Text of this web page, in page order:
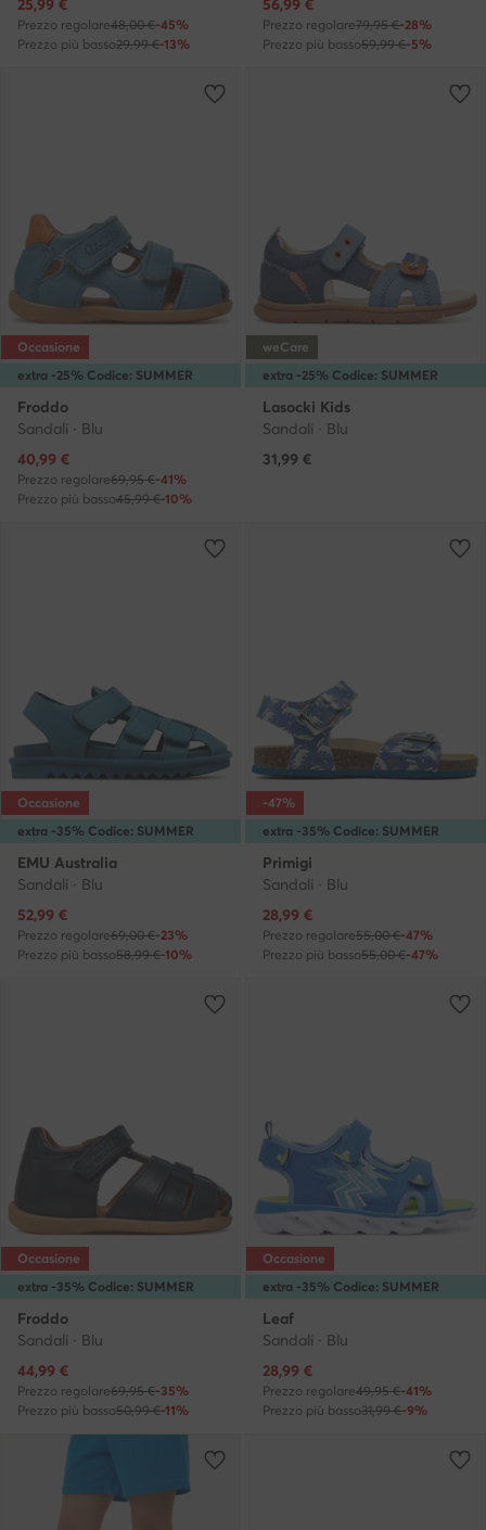
Prezzo regolare48,00 €-45%
Prezzo più basso29,99 €-13%
Prezzo regolare79,95 €-28%
Prezzo più basso59,99 €-5%
extra -25% Codice: SUMMER
Occasione
Froddo
Sandali · Blu
Prezzo attuale
40,99 €
Prezzo regolare69,95 €-41%
Prezzo più basso45,99 €-10%
extra -25% Codice: SUMMER
weCare
Lasocki Kids
Sandali · Blu
31,99 €
extra -35% Codice: SUMMER
Occasione
EMU Australia
Sandali · Blu
Prezzo attuale
52,99 €
Prezzo regolare69,00 €-23%
Prezzo più basso58,99 €-10%
extra -35% Codice: SUMMER
-47%
Primigi
Sandali · Blu
Prezzo attuale
28,99 €
Prezzo regolare55,00 €-47%
Prezzo più basso55,00 €-47%
extra -35% Codice: SUMMER
Occasione
Froddo
Sandali · Blu
Prezzo attuale
44,99 €
Prezzo regolare69,95 €-35%
Prezzo più basso50,99 €-11%
extra -35% Codice: SUMMER
Occasione
Leaf
Sandali · Blu
Prezzo attuale
28,99 €
Prezzo regolare49,95 €-41%
Prezzo più basso31,99 €-9%